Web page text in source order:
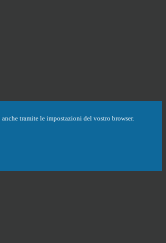
tramite le impostazioni del vostro browser.